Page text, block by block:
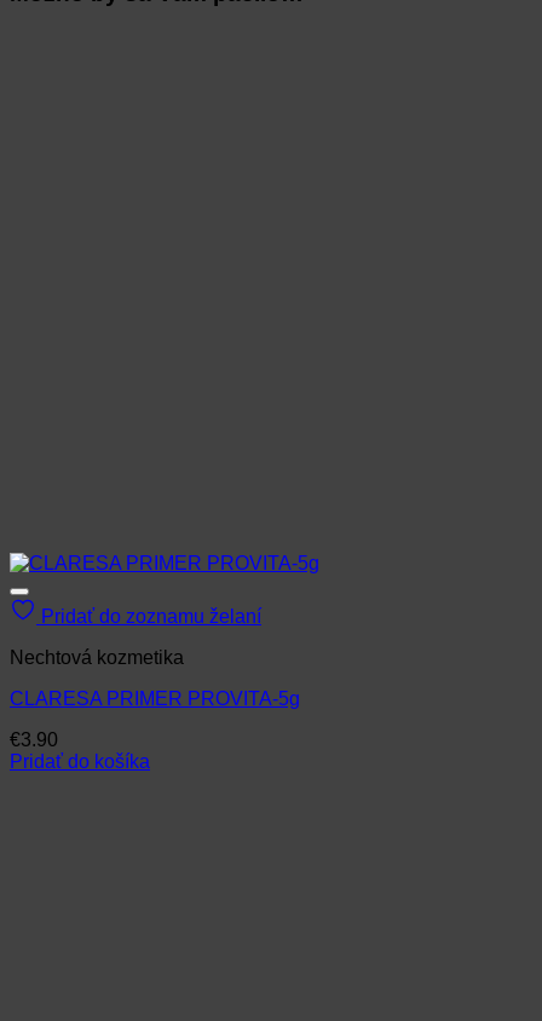
Pridať do zoznamu želaní
Nechtová kozmetika
CLARESA PRIMER PROVITA-5g
€3.90
Pridať do košíka